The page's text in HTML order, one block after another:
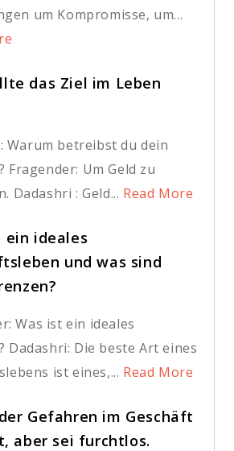
um Kompromisse, um...
das Ziel im Leben
Warum betreibst du dein
Fragender: Um Geld zu
Dadashri : Geld... Read More
ein ideales
und was sind
Was ist ein ideales
Dadashri: Die beste Art eines
ist eines,... Read More
Gefahren im Geschäft
aber sei furchtlos.